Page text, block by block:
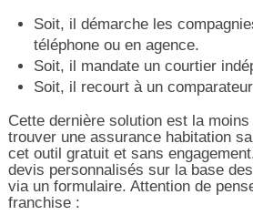
Soit, il démarche les
téléphone ou en agence.
Soit, il mandate un courtier
Soit, il recourt à un
Cette dernière solution est la
trouver une assurance habitation
cet outil gratuit et sans
devis personnalisés sur la base
via un formulaire. Attention de
franchise :